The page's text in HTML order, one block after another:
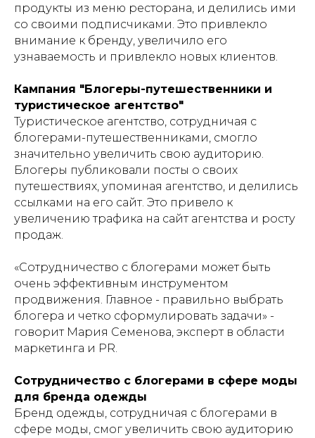
продукты из меню ресторана, и делились ими
со своими подписчиками. Это привлекло
внимание к бренду, увеличило его
узнаваемость и привлекло новых клиентов.
Кампания "Блогеры-путешественники и
туристическое агентство"
Туристическое агентство, сотрудничая с
блогерами-путешественниками, смогло
значительно увеличить свою аудиторию.
Блогеры публиковали посты о своих
путешествиях, упоминая агентство, и делились
ссылками на его сайт. Это привело к
увеличению трафика на сайт агентства и росту
продаж.
«Сотрудничество с блогерами может быть
очень эффективным инструментом
продвижения. Главное - правильно выбрать
блогера и четко сформулировать задачи» -
говорит Мария Семенова, эксперт в области
маркетинга и PR.
Сотрудничество с блогерами в сфере моды
для бренда одежды
Бренд одежды, сотрудничая с блогерами в
сфере моды, смог увеличить свою аудиторию